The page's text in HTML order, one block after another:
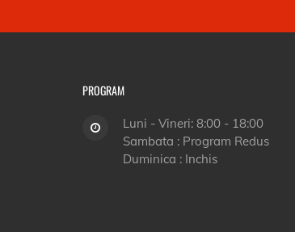
PROGRAM
Luni - Vineri: 8:00 - 18:00
Sambata : Program Redus
Duminica : Inchis